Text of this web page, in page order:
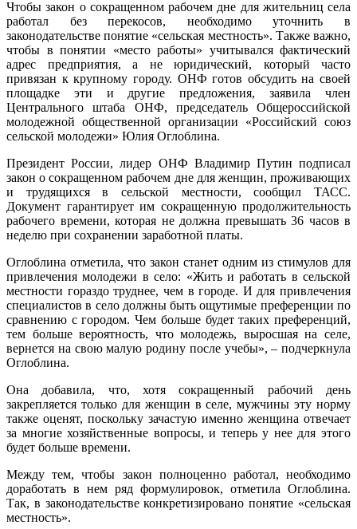
Чтобы закон о сокращенном рабочем дне для жительниц села
работал без перекосов, необходимо уточнить в
законодательстве понятие «сельская местность». Также важно,
чтобы в понятии «место работы» учитывался фактический
адрес предприятия, а не юридический, который часто
привязан к крупному городу. ОНФ готов обсудить на своей
площадке эти и другие предложения, заявила член
Центрального штаба ОНФ, председатель Общероссийской
молодежной общественной организации «Российский союз
сельской молодежи» Юлия Оглоблина.
Президент России, лидер ОНФ Владимир Путин подписал
закон о сокращенном рабочем дне для женщин, проживающих
и трудящихся в сельской местности, сообщил ТАСС.
Документ гарантирует им сокращенную продолжительность
рабочего времени, которая не должна превышать 36 часов в
неделю при сохранении заработной платы.
Оглоблина отметила, что закон станет одним из стимулов для
привлечения молодежи в село: «Жить и работать в сельской
местности гораздо труднее, чем в городе. И для привлечения
специалистов в село должны быть ощутимые преференции по
сравнению с городом. Чем больше будет таких преференций,
тем больше вероятность, что молодежь, выросшая на селе,
вернется на свою малую родину после учебы», – подчеркнула
Оглоблина.
Она добавила, что, хотя сокращенный рабочий день
закрепляется только для женщин в селе, мужчины эту норму
также оценят, поскольку зачастую именно женщина отвечает
за многие хозяйственные вопросы, и теперь у нее для этого
будет больше времени.
Между тем, чтобы закон полноценно работал, необходимо
доработать в нем ряд формулировок, отметила Оглоблина.
Так, в законодательстве конкретизировано понятие «сельская
местность».